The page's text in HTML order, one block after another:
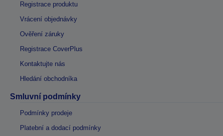
Registrace produktu
Vrácení objednávky
Ověření záruky
Registrace CoverPlus
Kontaktujte nás
Hledání obchodníka
Smluvní podmínky
Podmínky prodeje
Platební a dodací podmínky